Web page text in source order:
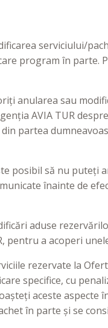
serviciului/
program în parte.
anularea sau
AVIA TUR
partea
posibil să nu puteți
înainte de
aduse
pentru a acoperi
rezervate la
specifice, cu
aceste aspecte
în parte și se